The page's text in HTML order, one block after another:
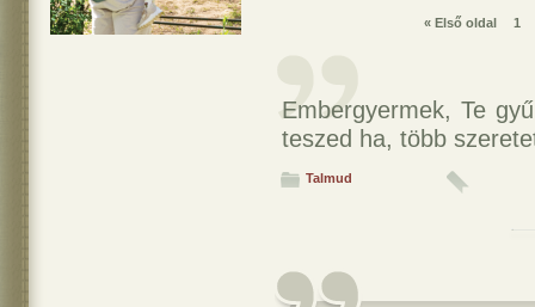
« Első oldal 1
Embergyermek, Te
teszed ha, több
Talmud